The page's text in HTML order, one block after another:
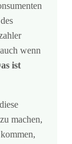
wenn
ist
machen,